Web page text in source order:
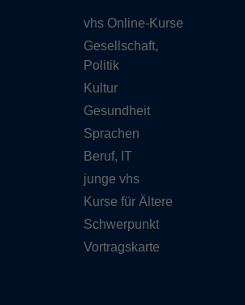
vhs Online-Kurse
Gesellschaft,
Politik
Kultur
Gesundheit
Sprachen
Beruf, IT
junge vhs
Kurse für Ältere
Schwerpunkt
Vortragskarte